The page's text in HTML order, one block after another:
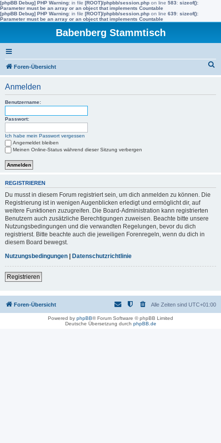
[phpBB Debug] PHP Warning: in file [ROOT]/phpbb/session.php on line 583: sizeof():
Parameter must be an array or an object that implements Countable
[phpBB Debug] PHP Warning: in file [ROOT]/phpbb/session.php on line 639: sizeof():
Parameter must be an array or an object that implements Countable
Babenberg Stammtisch
Foren-Übersicht
Anmelden
Benutzername:
Passwort:
Ich habe mein Passwort vergessen
Angemeldet bleiben
Meinen Online-Status während dieser Sitzung verbergen
REGISTRIEREN
Du musst in diesem Forum registriert sein, um dich anmelden zu können. Die
Registrierung ist in wenigen Augenblicken erledigt und ermöglicht dir, auf
weitere Funktionen zuzugreifen. Die Board-Administration kann registrierten
Benutzern auch zusätzliche Berechtigungen zuweisen. Beachte bitte unsere
Nutzungsbedingungen und die verwandten Regelungen, bevor du dich
registrierst. Bitte beachte auch die jeweiligen Forenregeln, wenn du dich in
diesem Board bewegst.
Nutzungsbedingungen | Datenschutzrichtlinie
Registrieren
Foren-Übersicht Alle Zeiten sind UTC+01:00
Powered by phpBB® Forum Software © phpBB Limited
Deutsche Übersetzung durch phpBB.de